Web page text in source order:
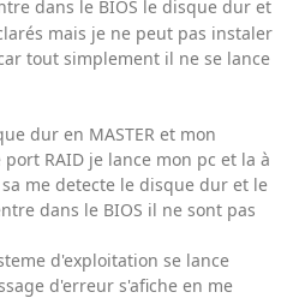
dans le BIOS le disque dur et
mais je ne peut pas instaler
tout simplement il ne se lance
dur en MASTER et mon
port RAID je lance mon pc et la à
me detecte le disque dur et le
dans le BIOS il ne sont pas
d'exploitation se lance
d'erreur s'afiche en me